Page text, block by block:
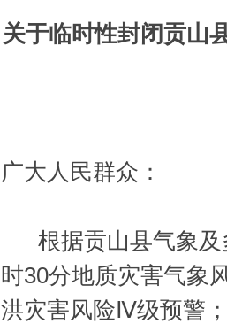
关于临时性封闭贡山
广大人民群众：
根据贡山县气象及
时30分地质灾害气象
洪灾害风险Ⅳ级预警